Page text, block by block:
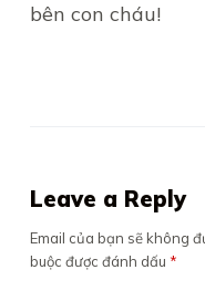
bên con cháu!
Leave a Reply
Email của bạn sẽ không
buộc được đánh dấu *